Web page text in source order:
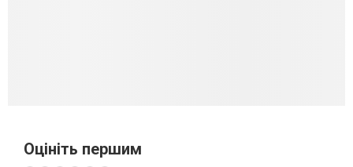
Оцініть першим